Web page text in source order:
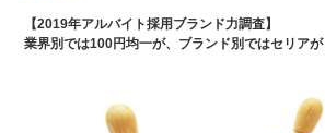
【2019年アルバイト採用ブランド力調査】
業界別では100円均一が、ブランド別ではセリア